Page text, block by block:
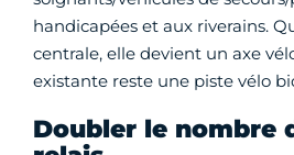
handicapées et aux riverains.
centrale, elle devient un axe
existante reste une piste vélo
Doubler le nombre